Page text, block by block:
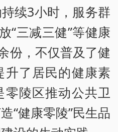
续3小时，服务群
“三减三健”等健康
份，不仅普及了健
升了居民的健康素
陵区推动公共卫
“健康零陵”民生品